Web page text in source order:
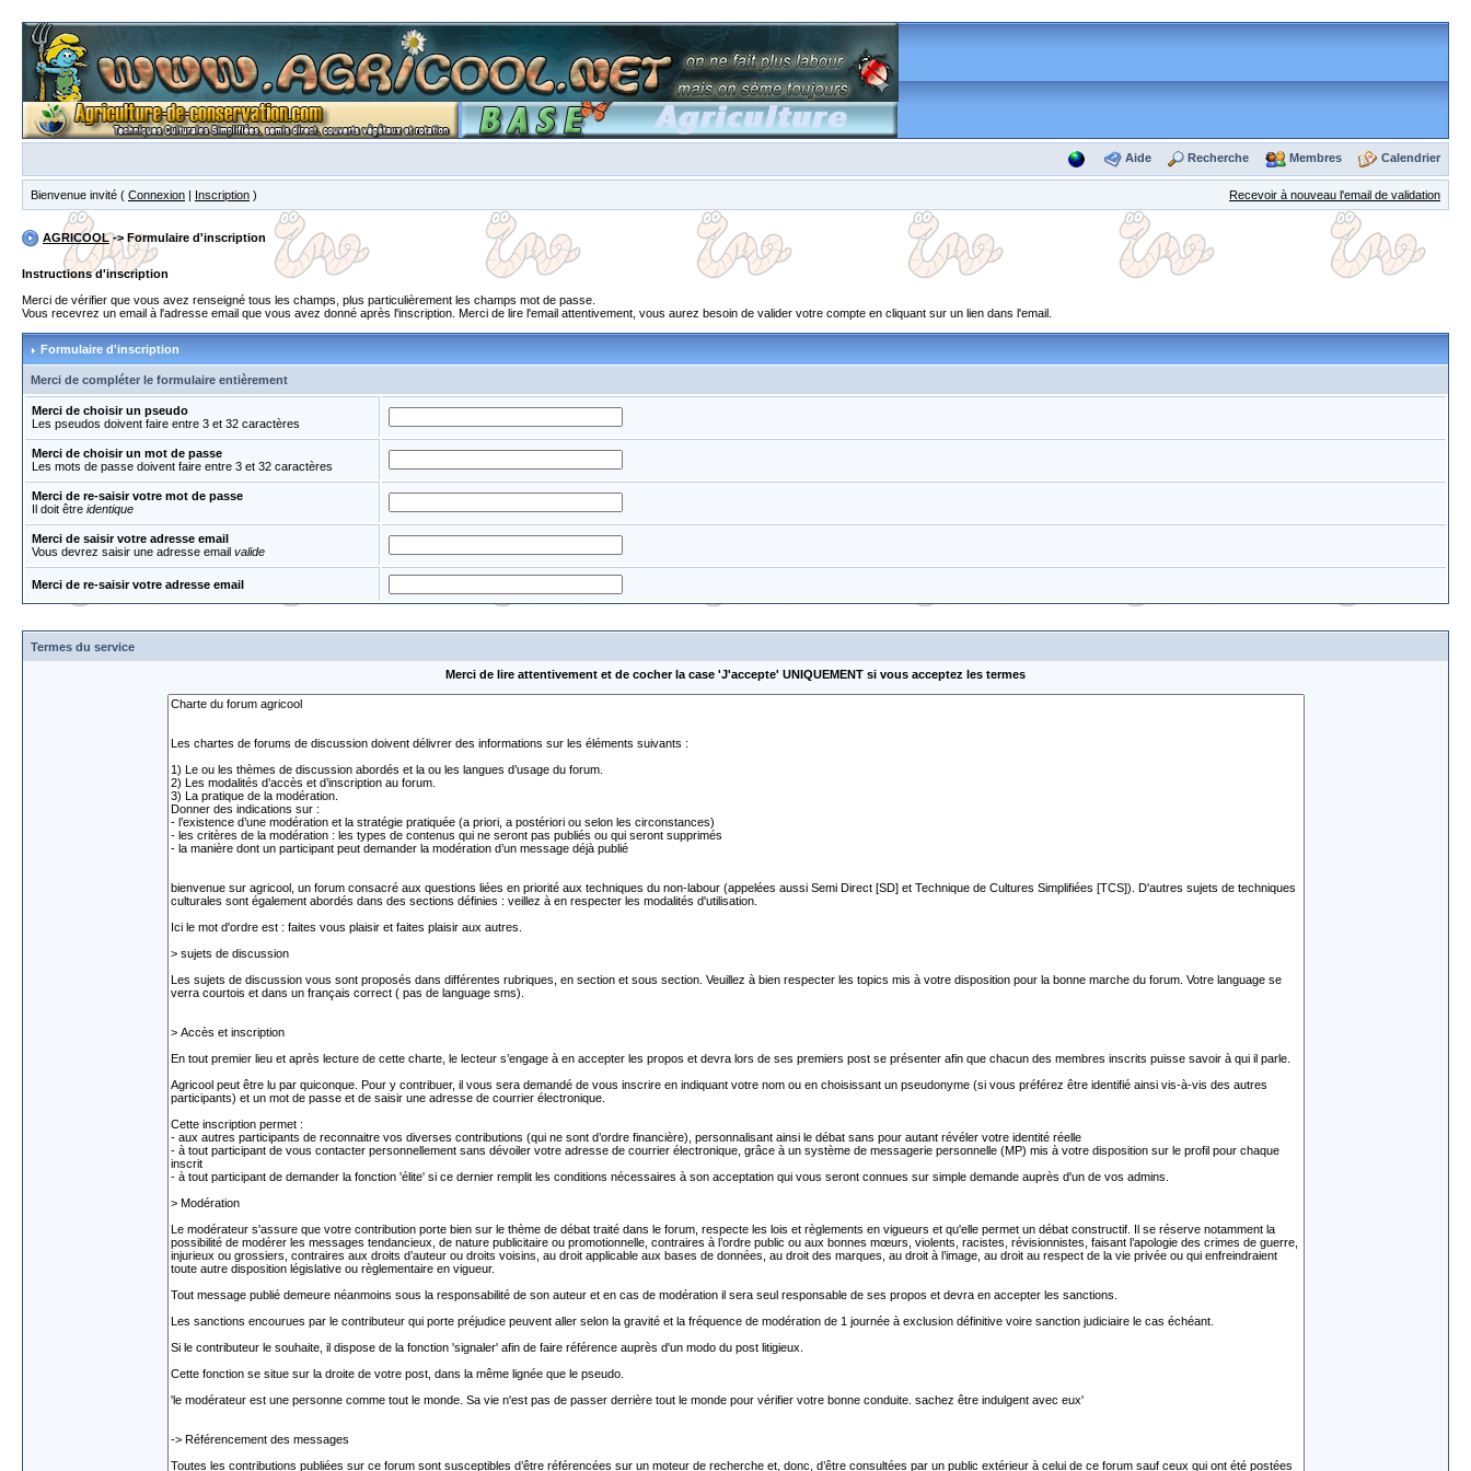
Aide Recherche Membres Calendrier
Bienvenue invité ( Connexion | Inscription ) Recevoir à nouveau l'email de validation
AGRICOOL-> Formulaire d'inscription
Instructions d'inscription
Merci de vérifier que vous avez renseigné tous les champs, plus particulièrement les champs mot de passe.
Vous recevrez un email à l'adresse email que vous avez donné après l'inscription. Merci de lire l'email attentivement, vous aurez besoin de valider votre compte en cliquant sur un lien dans l'email.
Formulaire d'inscription
Merci de compléter le formulaire entièrement
Merci de choisir un pseudo
Les pseudos doivent faire entre 3 et 32 caractères
Merci de choisir un mot de passe
Les mots de passe doivent faire entre 3 et 32 caractères
Merci de re-saisir votre mot de passe
Il doit être identique
Merci de saisir votre adresse email
Vous devrez saisir une adresse email valide
Merci de re-saisir votre adresse email
Termes du service
Merci de lire attentivement et de cocher la case 'J'accepte' UNIQUEMENT si vous acceptez les termes